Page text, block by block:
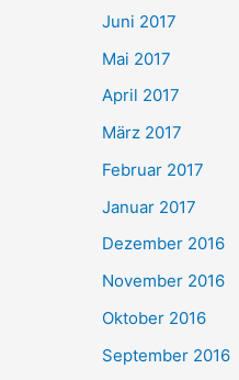
Juni 2017
Mai 2017
April 2017
März 2017
Februar 2017
Januar 2017
Dezember 2016
November 2016
Oktober 2016
September 2016